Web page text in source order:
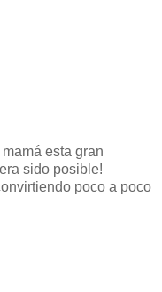
esta gran
sido posible!
poco a poco